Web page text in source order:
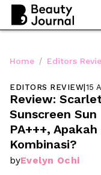
Home / Editors
EDITORS REVIEW|15
Review:
Sunscreen
PA+++,
Kombinasi?
byEvelyn Ochi